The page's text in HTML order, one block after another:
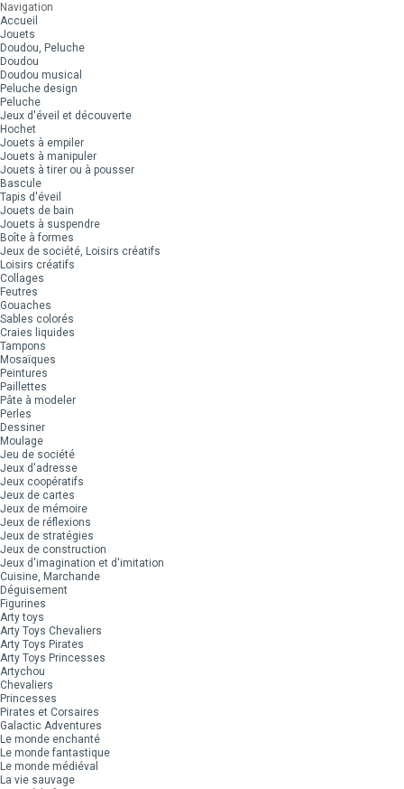
Navigation
Accueil
Jouets
Doudou, Peluche
Doudou
Doudou musical
Peluche design
Peluche
Jeux d'éveil et découverte
Hochet
Jouets à empiler
Jouets à manipuler
Jouets à tirer ou à pousser
Bascule
Tapis d'éveil
Jouets de bain
Jouets à suspendre
Boîte à formes
Jeux de société, Loisirs créatifs
Loisirs créatifs
Collages
Feutres
Gouaches
Sables colorés
Craies liquides
Tampons
Mosaïques
Peintures
Paillettes
Pâte à modeler
Perles
Dessiner
Moulage
Jeu de société
Jeux d'adresse
Jeux coopératifs
Jeux de cartes
Jeux de mémoire
Jeux de réflexions
Jeux de stratégies
Jeux de construction
Jeux d'imagination et d'imitation
Cuisine, Marchande
Déguisement
Figurines
Arty toys
Arty Toys Chevaliers
Arty Toys Pirates
Arty Toys Princesses
Artychou
Chevaliers
Princesses
Pirates et Corsaires
Galactic Adventures
Le monde enchanté
Le monde fantastique
Le monde médiéval
La vie sauvage